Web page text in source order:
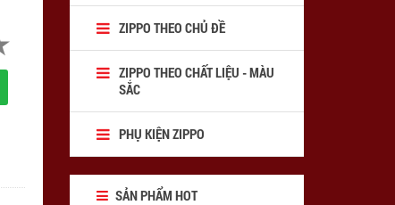
ZIPPO THEO CHỦ ĐỀ
ZIPPO THEO CHẤT LIỆU - MÀU
SẮC
PHỤ KIỆN ZIPPO
SẢN PHẨM HOT